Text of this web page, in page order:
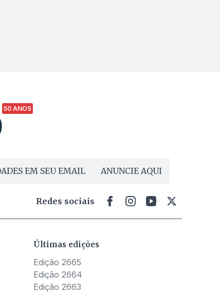
50 ANOS
EM SEU EMAIL ANUNCIE AQUI
Redes sociais
Últimas edições
Edição 2665
Edição 2664
Edição 2663